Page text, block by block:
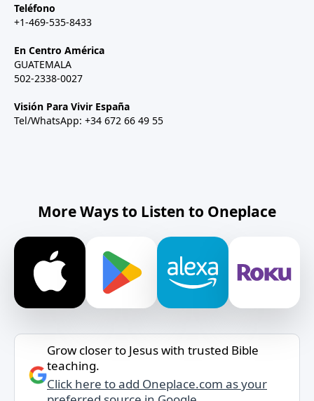
Teléfono
+1-469-535-8433
En Centro América
GUATEMALA
502-2338-0027
Visión Para Vivir España
Tel/WhatsApp: +34 672 66 49 55
More Ways to Listen to Oneplace
Grow closer to Jesus with trusted Bible
teaching.
Click here to add Oneplace.com as your